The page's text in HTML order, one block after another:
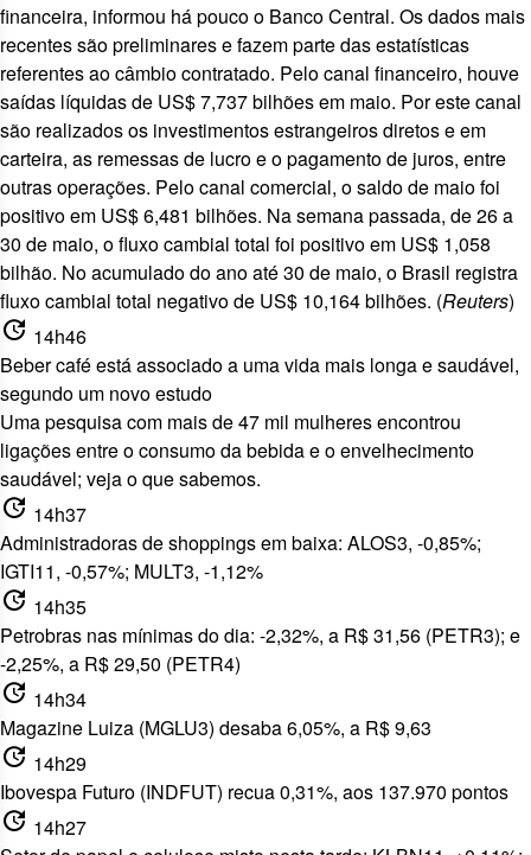
financeira, informou há pouco o Banco Central. Os dados mais
recentes são preliminares e fazem parte das estatísticas
referentes ao câmbio contratado. Pelo canal financeiro, houve
saídas líquidas de US$ 7,737 bilhõesem maio. Por este canal
são realizados os investimentos estrangeiros diretos e em
carteira, as remessas de lucro e o pagamento de juros, entre
outras operações. Pelo canal comercial, o saldo de maio foi
positivo em US$ 6,481 bilhões. Na semana passada, de 26 a
30 de maio, o fluxo cambial total foi positivo em US$ 1,058
bilhão. No acumulado do ano até 30 de maio, o Brasil registra
fluxo cambial total negativo de US$ 10,164 bilhões. (Reuters)
update 14h46
Beber café está associado a uma vida mais longa e saudável,
segundo um novo estudo
Uma pesquisa com mais de 47 mil mulheres encontrou
ligações entre o consumo da bebida e o envelhecimento
saudável; veja o que sabemos.
update 14h37
Administradoras de shoppings em baixa: ALOS3, -0,85%;
IGTI11, -0,57%; MULT3, -1,12%
update 14h35
Petrobras nas mínimas do dia: -2,32%, a R$ 31,56 (PETR3); e
-2,25%, a R$ 29,50 (PETR4)
update 14h34
Magazine Luiza (MGLU3) desaba 6,05%, a R$ 9,63
update 14h29
Ibovespa Futuro (INDFUT) recua 0,31%, aos 137.970 pontos
update 14h27